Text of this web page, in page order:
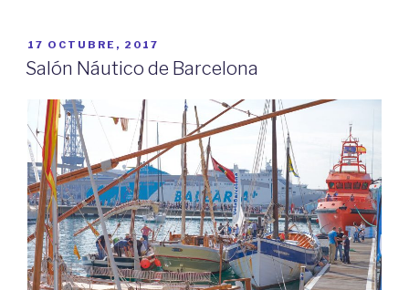
España
2018»
PUBLICADO
EL
17 OCTUBRE, 2017
Salón Náutico de Barcelona